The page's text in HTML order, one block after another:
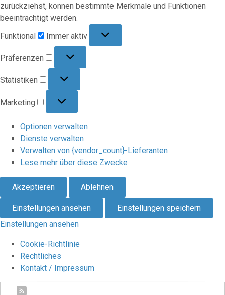
zurückziehst, können bestimmte Merkmale und Funktionen
beeinträchtigt werden.
Funktional
Immer aktiv
Präferenzen
Statistiken
Marketing
Optionen verwalten
Dienste verwalten
Verwalten von {vendor_count}-Lieferanten
Lese mehr über diese Zwecke
Akzeptieren Ablehnen
Einstellungen ansehen
Einstellungen speichern
Einstellungen ansehen
Cookie-Richtlinie
Rechtliches
Kontakt / Impressum